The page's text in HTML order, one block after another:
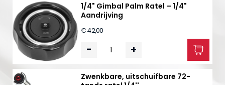
1/4" Gimbal Palm Ratel – 1/4"
Aandrijving
€ 42,00
- +
Zwenkbare, uitschuifbare 72-